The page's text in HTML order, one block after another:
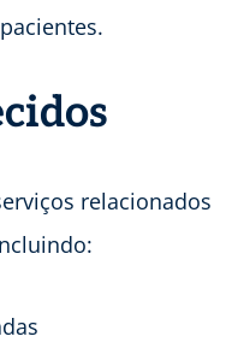
relacionados